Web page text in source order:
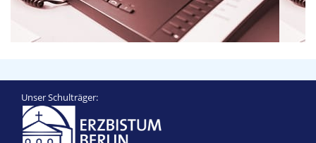
Unser Schulträger: